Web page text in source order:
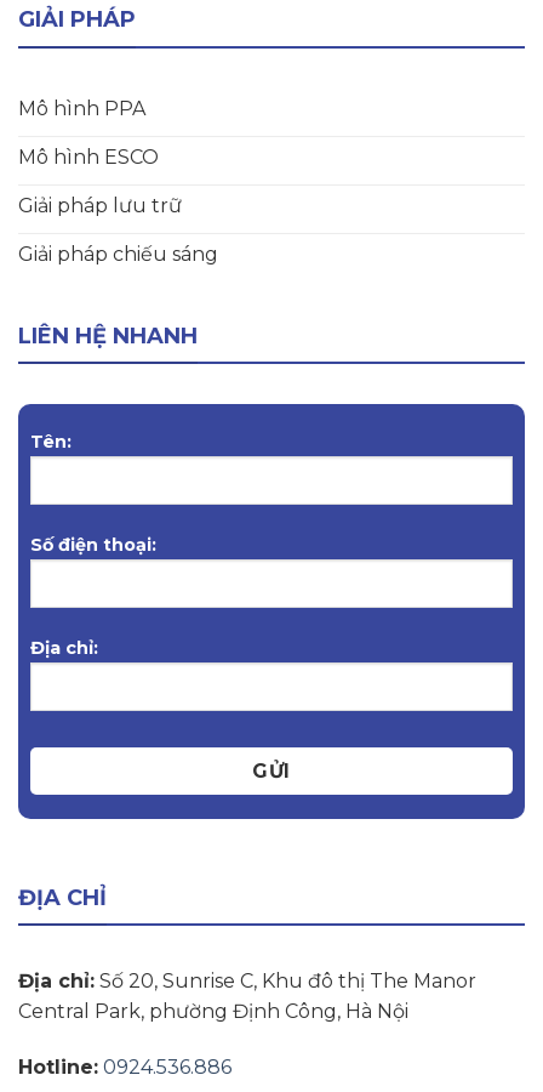
GIẢI PHÁP
Mô hình PPA
Mô hình ESCO
Giải pháp lưu trữ
Giải pháp chiếu sáng
LIÊN HỆ NHANH
Tên:
Số điện thoại:
Địa chỉ:
GỬI
ĐỊA CHỈ
Địa chỉ: Số 20, Sunrise C, Khu đô thị The Manor
Central Park, phường Định Công, Hà Nội
Hotline: 0924.536.886